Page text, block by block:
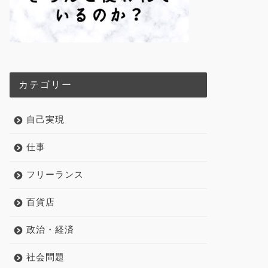
カテゴリー
自己実現
仕事
フリーランス
百貨店
政治・経済
社会問題